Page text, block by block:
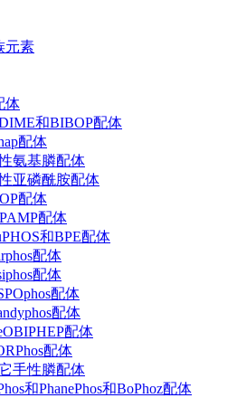
元素
体
和BIBOP配体
配体
氨基膦配体
亚磷酰胺配体
配体
配体
和BPE配体
配体
配体
配体
配体
配体
配体
手性膦配体
和PhanePhos和BoPhoz配体